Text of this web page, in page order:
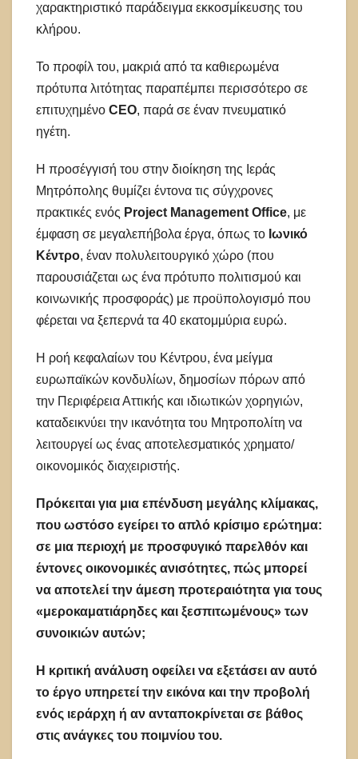
χαρακτηριστικό παράδειγμα εκκοσμίκευσης του
κλήρου.
Το προφίλ του, μακριά από τα καθιερωμένα
πρότυπα λιτότητας παραπέμπει περισσότερο σε
επιτυχημένο CEO, παρά σε έναν πνευματικό
ηγέτη.
Η προσέγγισή του στην διοίκηση της Ιεράς
Μητρόπολης θυμίζει έντονα τις σύγχρονες
πρακτικές ενός Project Management Office, με
έμφαση σε μεγαλεπήβολα έργα, όπως το Ιωνικό
Κέντρο, έναν πολυλειτουργικό χώρο (που
παρουσιάζεται ως ένα πρότυπο πολιτισμού και
κοινωνικής προσφοράς) με προϋπολογισμό που
φέρεται να ξεπερνά τα 40 εκατομμύρια ευρώ.
Η ροή κεφαλαίων του Κέντρου, ένα μείγμα
ευρωπαϊκών κονδυλίων, δημοσίων πόρων από
την Περιφέρεια Αττικής και ιδιωτικών χορηγιών,
καταδεικνύει την ικανότητα του Μητροπολίτη να
λειτουργεί ως ένας αποτελεσματικός χρηματο/
οικονομικός διαχειριστής.
Πρόκειται για μια επένδυση μεγάλης κλίμακας,
που ωστόσο εγείρει το απλό κρίσιμο ερώτημα:
σε μια περιοχή με προσφυγικό παρελθόν και
έντονες οικονομικές ανισότητες, πώς μπορεί
να αποτελεί την άμεση προτεραιότητα για τους
«μεροκαματιάρηδες και ξεσπιτωμένους» των
συνοικιών αυτών;
Η κριτική ανάλυση οφείλει να εξετάσει αν αυτό
το έργο υπηρετεί την εικόνα και την προβολή
ενός ιεράρχη ή αν ανταποκρίνεται σε βάθος
στις ανάγκες του ποιμνίου του.